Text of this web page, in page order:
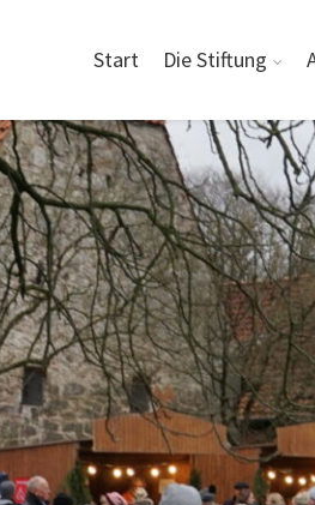
Start Die Stiftung